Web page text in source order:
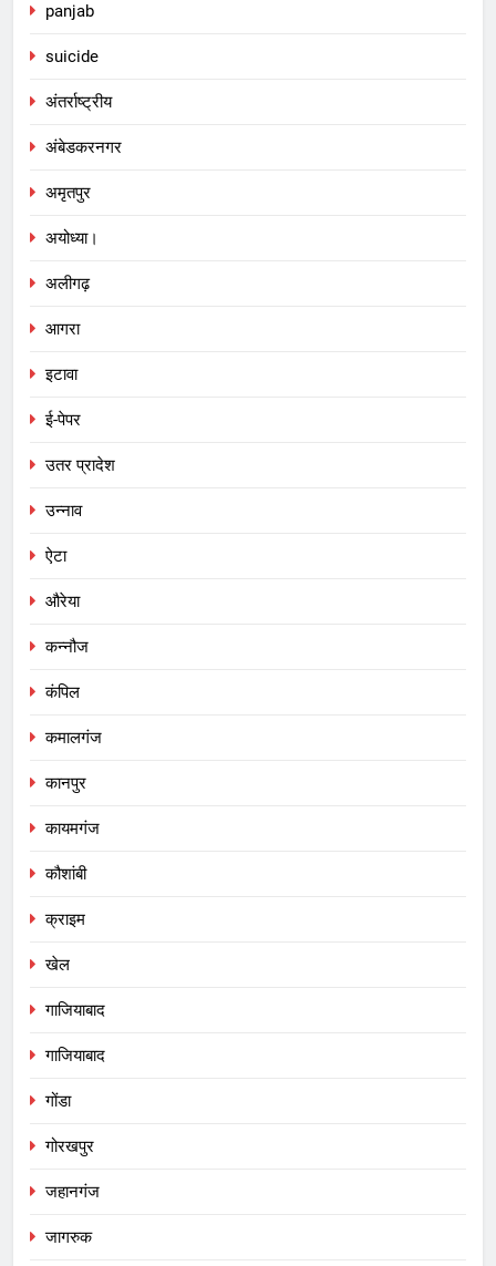
panjab
suicide
अंतर्राष्ट्रीय
अंबेडकरनगर
अमृतपुर
अयोध्या।
अलीगढ़
आगरा
इटावा
ई-पेपर
उतर प्रादेश
उन्नाव
ऐटा
औरेया
कन्नौज
कंपिल
कमालगंज
कानपुर
कायमगंज
कौशांबी
क्राइम
खेल
गाजियाबाद
गाजियाबाद
गोंडा
गोरखपुर
जहानगंज
जागरुक